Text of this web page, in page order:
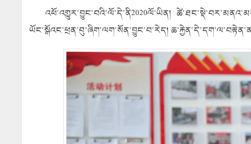
འཕོ་འགྱུར་བྱུང་བའི་ལོ་དེ་ནི2020ལོ་ཡིན།
ཡོང་སྒོའང་ཕྲན་བུ་ཞིག་ལག་སོན་བྱུང་བ་རེད།